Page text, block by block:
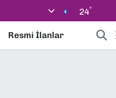
24°
Resmi İlanlar